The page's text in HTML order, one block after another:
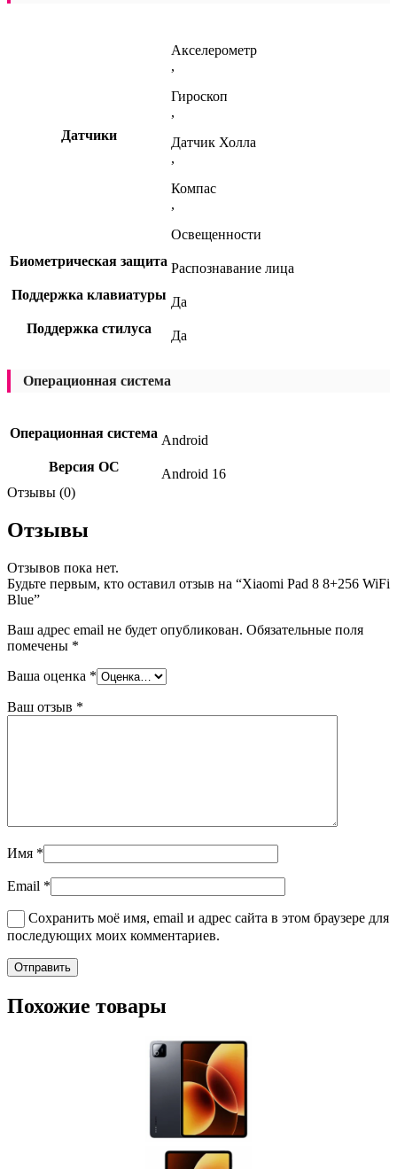
Датчики
Акселерометр
,
Гироскоп
,
Датчик Холла
,
Компас
,
Освещенности
Биометрическая защита Распознавание лица
Поддержка клавиатуры Да
Поддержка стилуса
Да
Операционная система
Операционная система Android
Версия ОС
Android 16
Отзывы (0)
Отзывы
Отзывов пока нет.
Будьте первым, кто оставил отзыв на “Xiaomi Pad 8 8+256 WiFi
Blue”
Ваш адрес email не будет опубликован. Обязательные поля
помечены *
Ваша оценка *
Ваш отзыв *
Имя *
Email *
Сохранить моё имя, email и адрес сайта в этом браузере для
последующих моих комментариев.
Похожие товары